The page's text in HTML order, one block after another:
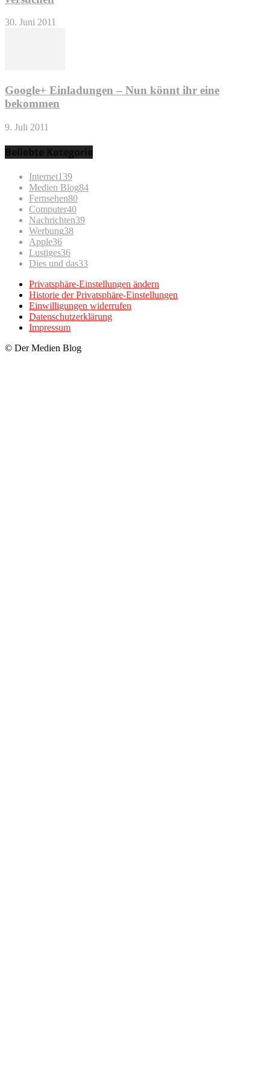
30. Juni 2011
Google+ Einladungen – Nun könnt ihr eine
bekommen
9. Juli 2011
Beliebte Kategorie
Internet139
Medien Blog84
Fernsehen80
Computer40
Nachrichten39
Werbung38
Apple36
Lustiges36
Dies und das33
Privatsphäre-Einstellungen ändern
Historie der Privatsphäre-Einstellungen
Einwilligungen widerrufen
Datenschutzerklärung
Impressum
© Der Medien Blog